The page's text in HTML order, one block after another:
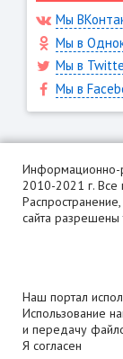
Мы
Мы в
Мы в
Мы в
Информационно-
2010-2021 г. Все
сайта разрешены
Наш портал
Использование
и передачу
Я согласен